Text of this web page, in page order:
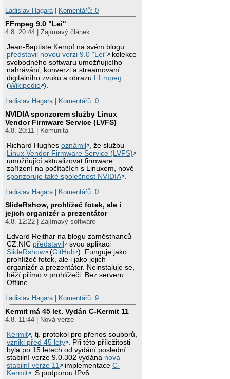
Ladislav Hagara
Komentářů: 0
FFmpeg 9.0 "Lei"
4.8. 20:44 | Zajímavý článek
Jean-Baptiste Kempf na svém blogu
představil novou verzi 9.0 "Lei"
kolekce
svobodného softwaru umožňujícího
nahrávání, konverzi a streamovaní
digitálního zvuku a obrazu FFmpeg
(Wikipedie ).
Ladislav Hagara
Komentářů: 0
NVIDIA sponzorem služby Linux
Vendor Firmware Service (LVFS)
4.8. 20:11 | Komunita
Richard Hughesoznámil
, že službu
Linux Vendor Firmware Service (LVFS)
umožňující aktualizovat firmware
zařízení na počítačích s Linuxem, nově
sponzoruje také společnost NVIDIA .
Ladislav Hagara | Komentářů: 0
SlideRshow, prohlížeč fotek, ale i
jejich organizér a prezentátor
4.8. 12:22 | Zajímavý software
Edvard Rejthar na blogu zaměstnanců
CZ.NIC představil
svou aplikaci
SlideRshow
(GitHub ). Funguje jako
prohlížeč fotek, ale i jako jejich
organizér a prezentátor. Neinstaluje se,
běží přímo v prohlížeči. Bez serveru.
Offline.
Ladislav Hagara | Komentářů: 9
Kermit má 45 let. Vydán C-Kermit 11
4.8. 11:44 | Nová verze
Kermit , tj. protokol pro přenos souborů,
vznikl před 45 lety . Při této příležitosti
byla po 15 letech od vydání poslední
stabilní verze 9.0.302 vydána nová
stabilní verze 11
implementaceC-
Kermit . S podporou IPv6.